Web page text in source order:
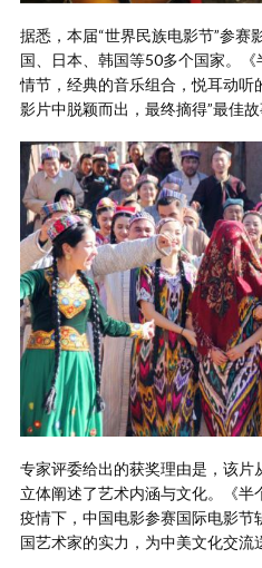
据悉，本届“世界民族电影节”参赛
国、日本、韩国等50多个国家。
情节，经典的音乐组合，悦耳动
影片中脱颖而出，最终摘得”最佳故
专家评委给出的获奖理由是，该
立体阐述了艺术内涵与文化。《
疫情下，中国电影参赛国际电影节
国艺术家的实力，为中美文化交流